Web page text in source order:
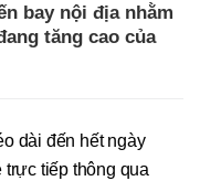
bay nội địa nhằm
tăng cao của
dài đến hết ngày
trực tiếp thông qua